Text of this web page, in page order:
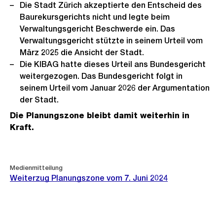
Die Stadt Zürich akzeptierte den Entscheid des
Baurekursgerichts nicht und legte beim
Verwaltungsgericht Beschwerde ein. Das
Verwaltungsgericht stützte in seinem Urteil vom
März 2025 die Ansicht der Stadt.
Die KIBAG hatte dieses Urteil ans Bundesgericht
weitergezogen. Das Bundesgericht folgt in
seinem Urteil vom Januar 2026 der Argumentation
der Stadt.
Die Planungszone bleibt damit weiterhin in
Kraft.
Medienmitteilung
Weiterzug Planungszone vom 7. Juni 2024